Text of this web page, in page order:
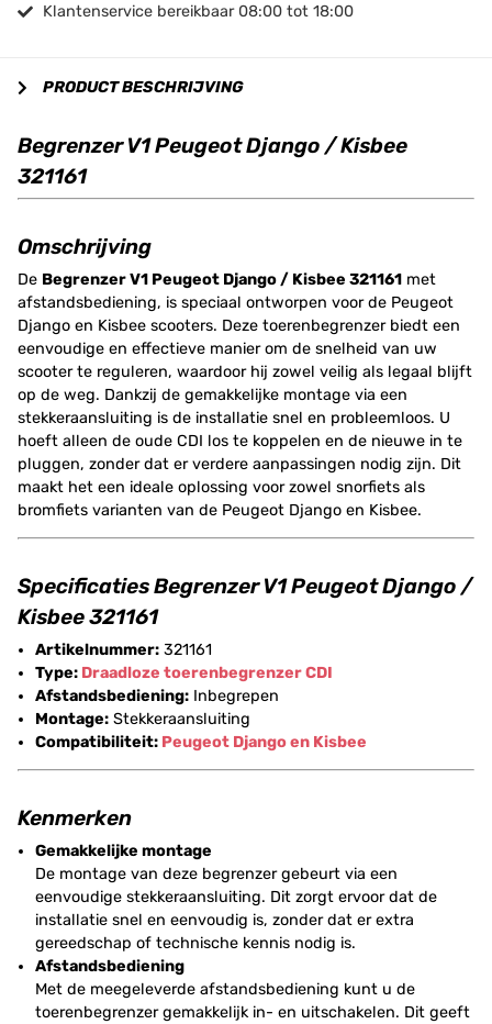
Klantenservice bereikbaar 08:00 tot 18:00
PRODUCT BESCHRIJVING
Begrenzer V1 Peugeot Django / Kisbee
321161
Omschrijving
De Begrenzer V1 Peugeot Django / Kisbee 321161 met
afstandsbediening, is speciaal ontworpen voor de Peugeot
Django en Kisbee scooters. Deze toerenbegrenzer biedt een
eenvoudige en effectieve manier om de snelheid van uw
scooter te reguleren, waardoor hij zowel veilig als legaal blijft
op de weg. Dankzij de gemakkelijke montage via een
stekkeraansluiting is de installatie snel en probleemloos. U
hoeft alleen de oude CDI los te koppelen en de nieuwe in te
pluggen, zonder dat er verdere aanpassingen nodig zijn. Dit
maakt het een ideale oplossing voor zowel snorfiets als
bromfiets varianten van de Peugeot Django en Kisbee.
Specificaties Begrenzer V1 Peugeot Django /
Kisbee 321161
Artikelnummer: 321161
Type: Draadloze toerenbegrenzer CDI
Afstandsbediening: Inbegrepen
Montage: Stekkeraansluiting
Compatibiliteit: Peugeot Django en Kisbee
Kenmerken
Gemakkelijke montage
De montage van deze begrenzer gebeurt via een
eenvoudige stekkeraansluiting. Dit zorgt ervoor dat de
installatie snel en eenvoudig is, zonder dat er extra
gereedschap of technische kennis nodig is.
Afstandsbediening
Met de meegeleverde afstandsbediening kunt u de
toerenbegrenzer gemakkelijk in- en uitschakelen. Dit geeft